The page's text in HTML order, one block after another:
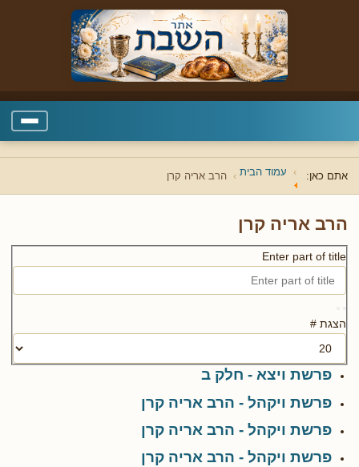
אתם כאן: עמוד הבית הרב אריה קרן
הרב אריה קרן
Enter part of title
הצגת #
פרשת ויצא - חלק ב
פרשת ויקהל - הרב אריה קרן
פרשת ויקהל - הרב אריה קרן
פרשת ויקהל - הרב אריה קרן